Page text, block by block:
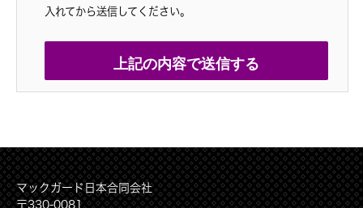
入れてから送信してください。
マックガード日本合同会社
〒330-0081